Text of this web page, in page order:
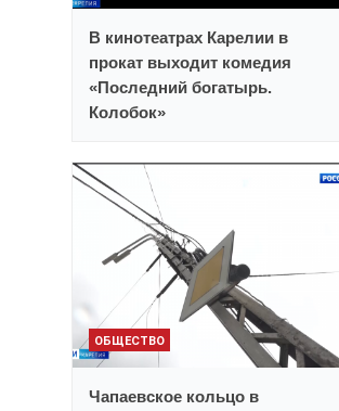
В кинотеатрах Карелии в
прокат выходит комедия
«Последний богатырь.
Колобок»
ОБЩЕСТВО
Чапаевское кольцо в